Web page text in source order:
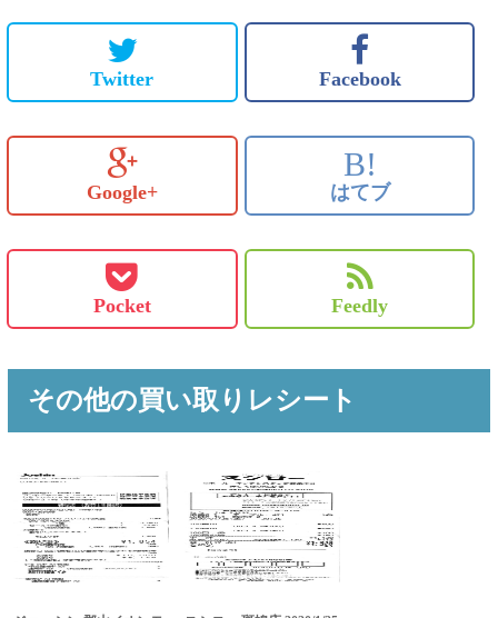
Twitter Facebook
Google+
B!
はてブ
Pocket Feedly
その他の買い取りレシート